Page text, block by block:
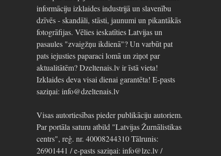
informāciju izklaides industrijā un slavenību
dzīvēs - skandāli, stāsti, jaunumi un pikantākās
fotogrāfijas. Vēlies ieskatīties Latvijas un
pasaules "zvaigžņu ikdienā"? Un varbūt pat
pats iejusties paparaci lomā un ziņot par
aktualitātēm? Dzeltenais.lv ir īstā vieta!
Izklaides deva visai dienai garantēta! E-pasts
saziņai: info@dzeltenais.lv
Visas autortiesības pieder publikāciju autoriem.
Par portāla saturu atbild "Latvijas Žurnālistikas
centrs", reģ. nr. 40008244310 Tālrunis:
26901441 / e-pasts saziņai: info@lzc.lv /